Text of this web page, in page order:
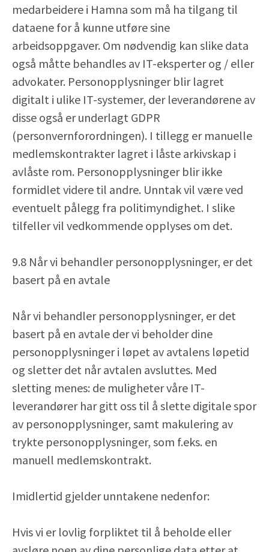
medarbeidere i Hamna som må ha tilgang til
dataene for å kunne utføre sine
arbeidsoppgaver. Om nødvendig kan slike data
også måtte behandles av IT-eksperter og / eller
advokater. Personopplysninger blir lagret
digitalt i ulike IT-systemer, der leverandørene av
disse også er underlagt GDPR
(personvernforordningen). I tillegg er manuelle
medlemskontrakter lagret i låste arkivskap i
avlåste rom. Personopplysninger blir ikke
formidlet videre til andre. Unntak vil være ved
eventuelt pålegg fra politimyndighet. I slike
tilfeller vil vedkommende opplyses om det.
9.8 Når vi behandler personopplysninger, er det
basert på en avtale
Når vi behandler personopplysninger, er det
basert på en avtale der vi beholder dine
personopplysninger i løpet av avtalens løpetid
og sletter det når avtalen avsluttes. Med
sletting menes: de muligheter våre IT-
leverandører har gitt oss til å slette digitale spor
av personopplysninger, samt makulering av
trykte personopplysninger, som f.eks. en
manuell medlemskontrakt.
Imidlertid gjelder unntakene nedenfor:
Hvis vi er lovlig forpliktet til å beholde eller